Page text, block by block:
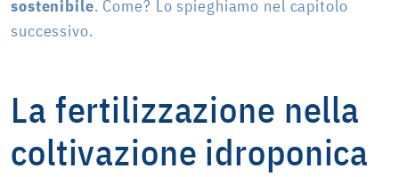
sostenibile. Come? Lo spieghiamo nel capitolo
successivo.
La fertilizzazione nella
coltivazione idroponica